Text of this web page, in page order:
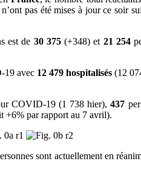
pas été mises à jour ce soir
est de 30 375(+348) et 21 254
19 avec 12 479 hospitalisés (12
COVID-19 (1 738 hier),437
+6% par rapport au 7 avril).
sont actuellement en